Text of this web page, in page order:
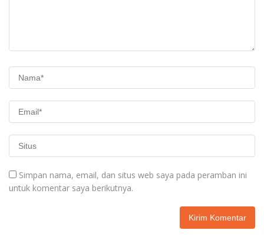
Simpan nama, email, dan situs web saya pada peramban ini
untuk komentar saya berikutnya.